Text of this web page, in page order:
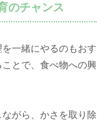
のチャンス
一緒にやるのもおす
とで、食べ物への興
ながら、かさを取り除